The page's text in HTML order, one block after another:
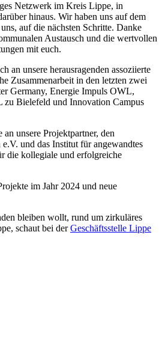
Netzwerk im Kreis Lippe, in
hinaus. Wir haben uns auf dem
auf die nächsten Schritte. Danke
Austausch und die wertvollen
mit euch.
an unsere herausragenden assoziierte
Zusammenarbeit in den letzten zwei
Germany, Energie Impuls OWL,
zu Bielefeld und Innovation Campus
unsere Projektpartner, den
und das Institut für angewandtes
die kollegiale und erfolgreiche
im Jahr 2024 und neue
bleiben wollt, rund um zirkuläres
schaut bei derGeschäftsstelle Lippe